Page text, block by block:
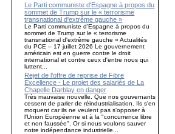
Le Parti communiste d'Espagne à propos du
sommet de Trump sur le « terrorisme
transnational d'extrême gauche »
Le Parti communiste d'Espagne à propos du
sommet de Trump sur le « terrorisme
transnational d'extrême gauche » Actualités
du PCE – 17 juillet 2026 Le gouvernement
américain est en guerre contre le droit
international et contre ceux d'entre nous qui
luttent...
Rejet de l’offre de reprise de Fibre
Excellence - Le projet des salariés de La
Chapelle Darblay en danger
Très mauvaise nouvelle. Que nos gouvernants
cessent de parler de réindustrialisation. Ils s'en
moquent car ils ne veulent pas s'opposer à
l'Union Européenne et à la "concurrence libre
et non faussée". Or si nous voulons sauver
notre indépendance industrielle...